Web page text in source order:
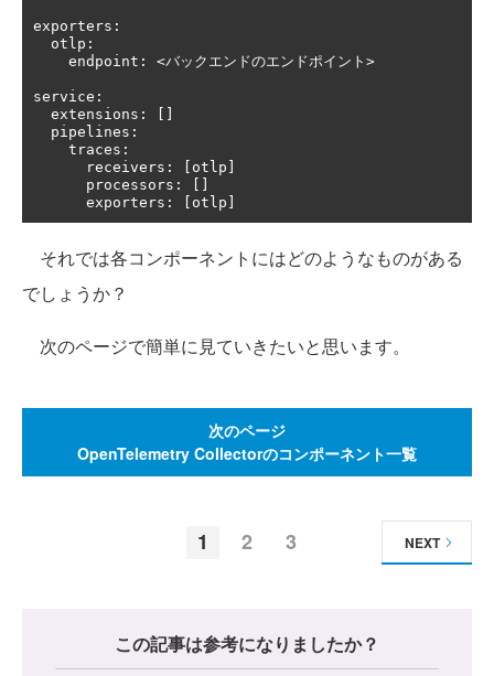
exporters :
  otlp
:
    endpoint
: <バックエンドのエンドポイント>
service :
  extensions
:
  pipelines
:
    traces
:
      receivers
: otlp
      processors
:
      exporters
: otlp
それでは各コンポーネントにはどのようなものがある
でしょうか？
次のページで簡単に見ていきたいと思います。
次のページ
OpenTelemetry Collectorのコンポーネント一覧
1 2 3 NEXT
この記事は参考になりましたか？